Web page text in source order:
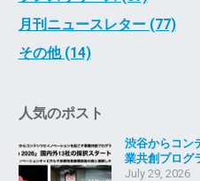
月刊ニュースレター (77)
その他 (14)
人気のポスト
渋谷からコン
業共創プログ
July 29, 2026